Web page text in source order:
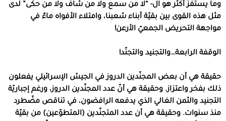
وما يستفزّ أكثر هو ال- “لا من سمع ولا من شاف ولا من حكى” لدى
مثل هذه القوى بين بقيّة أبناء شعبنا، وامتلاء الأفواه ماءً في
مواجهة التحريض الجمعيّ الأرعن!
الوقفة الرابعة…والتجنيد والتجنّد!
حقيقة هي أن بعض المجنّدين الدروز في الجيش الإسرائيلي يفعلون
ذلك بفخر واعتزاز. وحقيقة هي أنّ عدد المجنّدين الدروز، ورغم إجباريّة
التجنيد والثمن الغالي الذي يدفعه الرافضون، في تناقص مضّطرد
منذ سنوات. وحقيقة هي أن عدد المتجنّدين (المتطوّعين) من بقيّة